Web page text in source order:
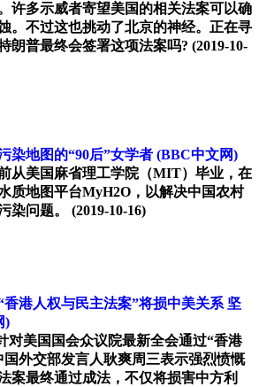
许多示威者寄望美国的相关法案可以确
。不过这也挑动了北京的神经。正在寻
朗普最终会签署这项法案吗? (2019-10-
染地图的“90后”女学者 (BBC中文网)
从美国麻省理工学院（MIT）毕业，在
质地图平台MyH2O，以解决中国农村
染问题。
(2019-10-16)
港人权与民主法案”将损中美关系 坚
)
对美国国会众议院最新全会通过“香港
国外交部发言人耿爽周三表示强烈愤慨
案最终通过成法，不仅将损害中方利